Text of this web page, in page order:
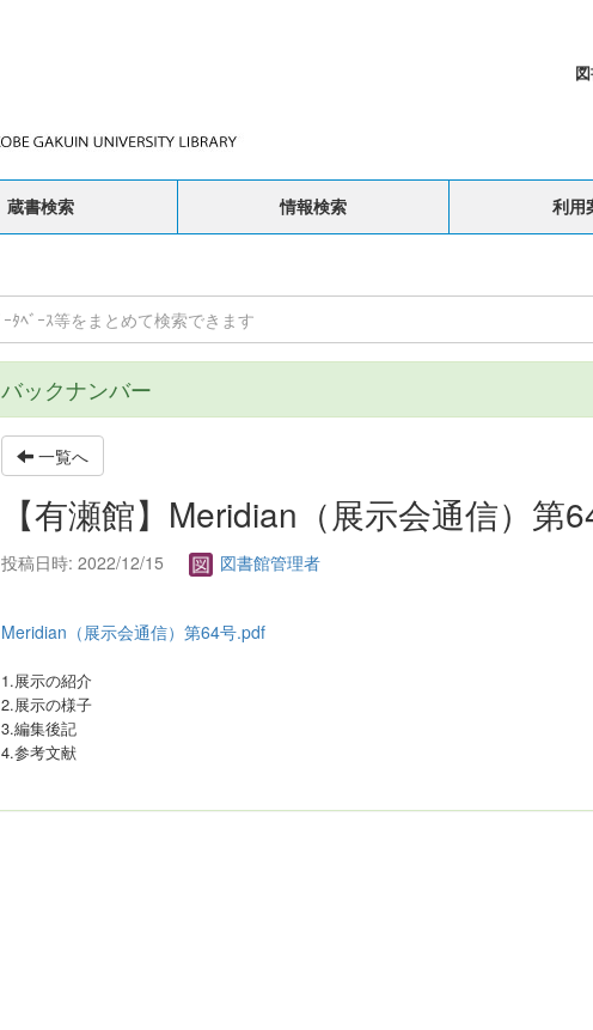
蔵書検索 情報検索 利用
バックナンバー
一覧へ
【有瀬館】Meridian（展示会通信）第
投稿日時: 2022/12/15 図書館管理者
Meridian（展示会通信）第64号.pdf
1.展示の紹介
2.展示の様子
3.編集後記
4.参考文献